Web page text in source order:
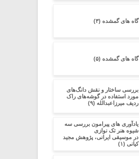
گاه های گمشده (۳)
گاه های گمشده (۵)
بررسی ساختار و نقش دانگ‌های
مورد استفاده در گوشه‌های راک
ردیف میرزاعبدالله (۹)
یادآوری های پیرامون بررسی سه
شیوه هنر تک نوازی
در موسیقی ایرانی، پژوهش مجید
کیانی (۱)